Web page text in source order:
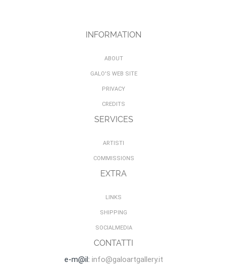
INFORMATION
ABOUT
GALO'S WEB SITE
PRIVACY
CREDITS
SERVICES
ARTISTI
COMMISSIONS
EXTRA
LINKS
SHIPPING
SOCIALMEDIA
CONTATTI
e-m@il: info@galoartgallery.it